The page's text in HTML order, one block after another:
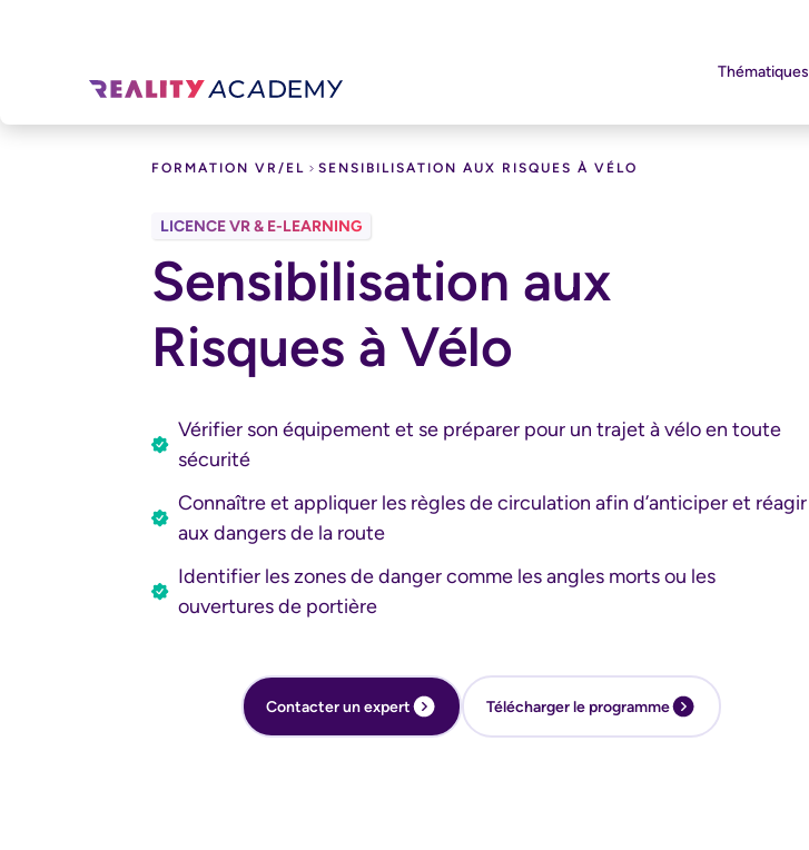
Thématiques
Télécharger le catalogue
Email Professionnel Téléphone
Type d'enreprise
Télécharger le catalogue
FORMATION VR/EL SENSIBILISATION AUX RISQUES À VÉLO
LICENCE VR & E-LEARNING
Sensibilisation aux
Risques à Vélo
Vérifier son équipement et se préparer pour un trajet à vélo en toute
sécurité
Connaître et appliquer les règles de circulation afin d’anticiper et réagir
aux dangers de la route
Identifier les zones de danger comme les angles morts ou les
ouvertures de portière
Contacter un expert Télécharger le programme